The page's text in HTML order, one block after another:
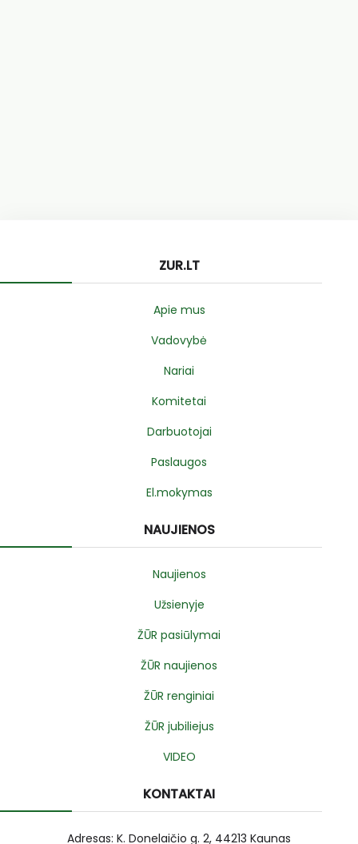
ZUR.LT
Apie mus
Vadovybė
Nariai
Komitetai
Darbuotojai
Paslaugos
El.mokymas
NAUJIENOS
Naujienos
Užsienyje
ŽŪR pasiūlymai
ŽŪR naujienos
ŽŪR renginiai
ŽŪR jubiliejus
VIDEO
KONTAKTAI
Adresas: K. Donelaičio g. 2, 44213 Kaunas